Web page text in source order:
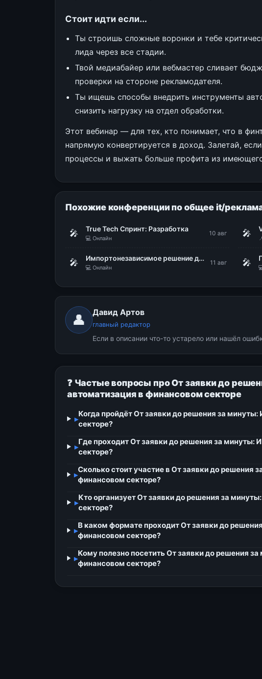
Стоит идти если...
Ты строишь сложные воронки и тебе
лида через все стадии.
Твой медиабайер или вебмастер сливает
проверки на стороне рекламодателя.
Ты ищешь способы внедрить инструменты
снизить нагрузку на отдел обработки.
Этот вебинар — для тех, кто понимает, что в
напрямую конвертируется в доход. Залетай,
процессы и выжать больше профита из
Похожие конференции по общее it/
🎤 True Tech Спринт: Разработка
💻 Онлайн
10 авг 🎤
🎤 Импортонезависимое решение для построения надежной ИТ-инфраструктуры. Безопасная виртуализация zVirt от Orion Soft
💻 Онлайн
11 авг 🎤
👤 Давид Артов
главный редактор
Если в описании что-то устарело или нашёл
❓ Частые вопросы про От заявки до
автоматизация в финансовом секторе
▸
Когда пройдёт От заявки до решения за
секторе?
▸
Где проходит От заявки до решения за минуты:
секторе?
▸
Сколько стоит участие в От заявки до решения
финансовом секторе?
▸
Кто организует От заявки до решения за
секторе?
▸
В каком формате проходит От заявки до
финансовом секторе?
▸
Кому полезно посетить От заявки до решения
финансовом секторе?